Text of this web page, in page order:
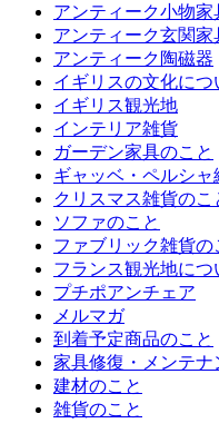
アンティーク小物家
アンティーク玄関家
アンティーク陶磁器
イギリスの文化につ
イギリス観光地
インテリア雑貨
ガーデン家具のこと
ギャッベ・ペルシャ
クリスマス雑貨のこ
ソファのこと
ファブリック雑貨の
フランス観光地につ
プチポアンチェア
メルマガ
到着予定商品のこと
家具修復・メンテナ
建材のこと
雑貨のこと